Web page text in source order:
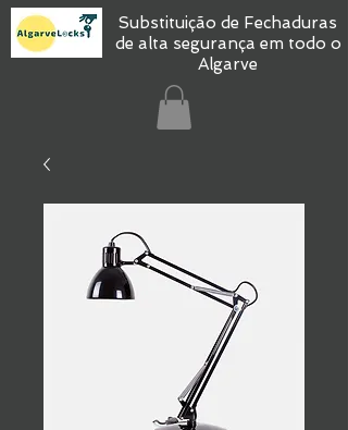
Substituição de Fechaduras
de alta segurança em todo o
Algarve